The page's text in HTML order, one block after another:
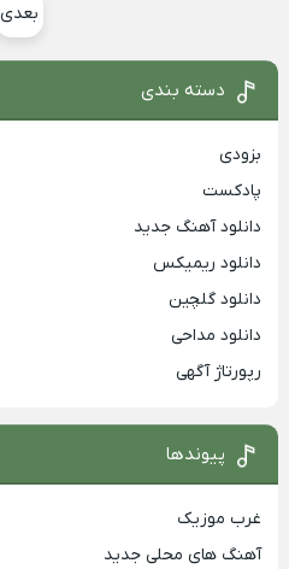
بعدی
دسته بندی
بزودی
پادکست
دانلود آهنگ جدید
دانلود ریمیکس
دانلود گلچین
دانلود مداحی
رپورتاژ آگهی
پیوندها
غرب موزیک
آهنگ های محلی جدید